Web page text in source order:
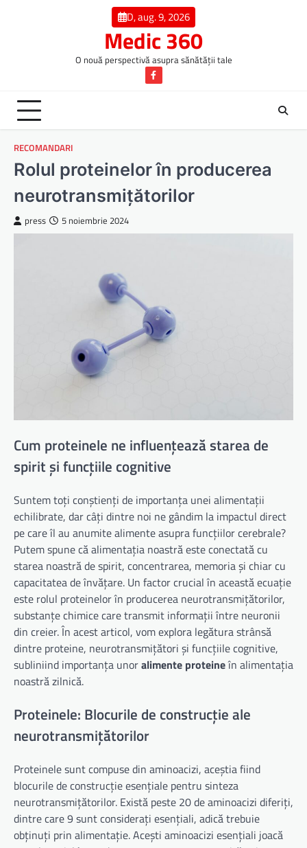
D, aug. 9, 2026
Medic 360
O nouă perspectivă asupra sănătății tale
Facebook
RECOMANDARI
Rolul proteinelor în producerea
neurotransmițătorilor
press 5 noiembrie 2024
Cum proteinele ne influențează starea de
spirit și funcțiile cognitive
Suntem toți conștienți de importanța unei alimentații
echilibrate, dar câți dintre noi ne gândim la impactul direct
pe care îl au anumite alimente asupra funcțiilor cerebrale?
Putem spune că alimentația noastră este conectată cu
starea noastră de spirit, concentrarea, memoria și chiar cu
capacitatea de învățare. Un factor crucial în această ecuație
este rolul proteinelor în producerea neurotransmițătorilor,
substanțe chimice care transmit informații între neuronii
din creier. În acest articol, vom explora legătura strânsă
dintre proteine, neurotransmițători și funcțiile cognitive,
subliniind importanța unoralimente proteineîn alimentația
noastră zilnică.
Proteinele: Blocurile de construcție ale
neurotransmițătorilor
Proteinele sunt compuse din aminoacizi, aceștia fiind
blocurile de construcție esențiale pentru sinteza
neurotransmițătorilor. Există peste 20 de aminoacizi diferiți,
dintre care 9 sunt considerați esențiali, adică trebuie
obținuți prin alimentație. Acești aminoacizi esențiali joacă